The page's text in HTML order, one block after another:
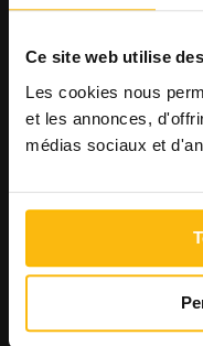
Ce site web utilise
Les cookies nous
et les annonces,
médias sociaux et